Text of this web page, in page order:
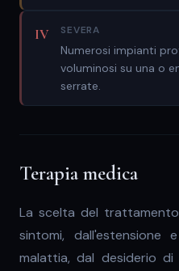
IV SEVERA
Numerosi impianti
voluminosi su una o
serrate.
Terapia medica
La scelta del
sintomi, dall'estensione
malattia, dal desiderio